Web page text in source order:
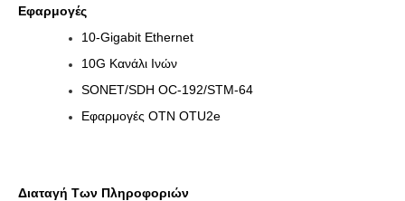
Εφαρμογές
10-Gigabit Ethernet
10G Κανάλι Ινών
SONET/SDH OC-192/STM-64
Εφαρμογές OTN OTU2e
Διαταγή Των Πληροφοριών